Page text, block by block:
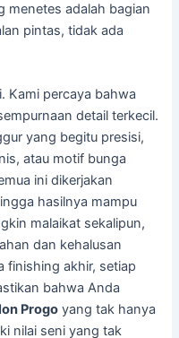
menetes adalah bagian
pintas, tidak ada
Kami percaya bahwa
detail terkecil.
yang begitu presisi,
atau motif bunga
ini dikerjakan
hasilnya mampu
malaikat sekalipun,
dan kehalusan
finishing akhir, setiap
bahwa Anda
Progo yang tak hanya
nilai seni yang tak